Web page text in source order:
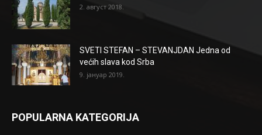
2. август 2018.
SVETI STEFAN – STEVANJDAN Jedna od
većih slava kod Srba
9. јануар 2019.
POPULARNA KATEGORIJA